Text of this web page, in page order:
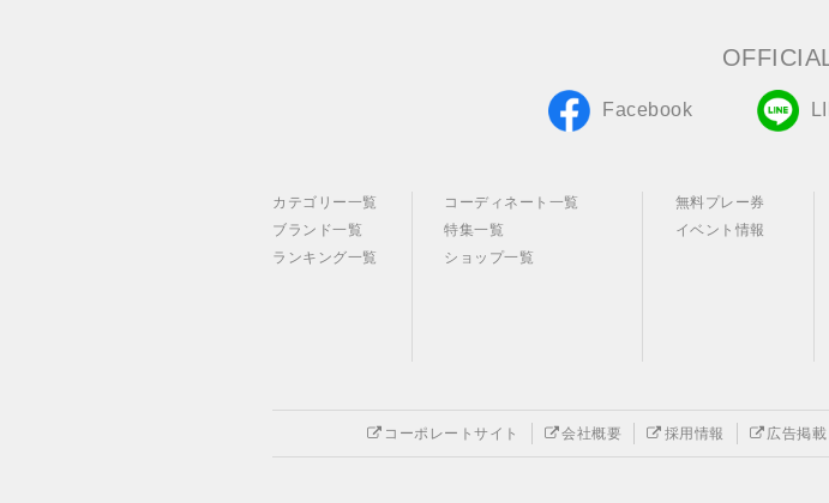
Facebook
カテゴリー一覧
ブランド一覧
ランキング一覧
コーディネート一覧
特集一覧
ショップ一覧
無料プレー券
イベント情報
コーポレートサイト 会社概要 採用情報 広告掲載